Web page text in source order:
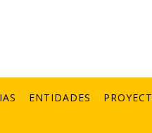
ENTIDADES